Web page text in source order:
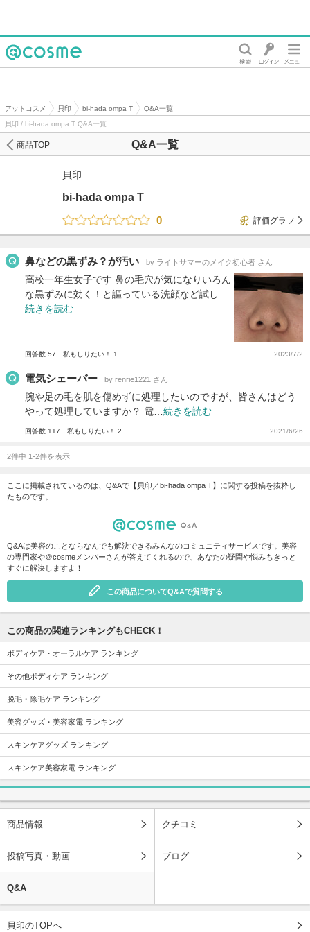
アットコスメ 貝印 bi-hada ompa T
Q&A一覧
貝印 / bi-hada ompa T Q&A一覧
Q&A一覧
商品TOP
貝印
bi-hada ompa T
0
評価グラフ
鼻などの黒ずみ？が汚い by ライトサマーのメイク初心者 さん
高校一年生女子です 鼻の毛穴が気になりいろん
な黒ずみに効く！と謳っている洗顔など試し…
続きを読む
回答数 57 私もしりたい！ 1 2023/7/2
電気シェーバー by renrie1221 さん
腕や足の毛を肌を傷めずに処理したいのですが、皆さんはどう
やって処理していますか？ 電… 続きを読む
回答数 117 私もしりたい！ 2 2021/6/26
2件中 1-2件を表示
ここに掲載されているのは、Q&Aで【貝印／bi-hada ompa T】に関する投稿を抜粋し
たものです。
Q&Aは美容のことならなんでも解決できるみんなのコミュニティサービスです。美容
の専門家や＠cosmeメンバーさんが答えてくれるので、あなたの疑問や悩みもきっと
すぐに解決しますよ！
この商品についてQ&Aで質問する
この商品の関連ランキングもCHECK！
ボディケア・オーラルケア ランキング
その他ボディケア ランキング
脱毛・除毛ケア ランキング
美容グッズ・美容家電 ランキング
スキンケアグッズ ランキング
スキンケア美容家電 ランキング
商品情報 クチコミ
投稿写真・動画 ブログ
Q&A
貝印のTOPへ